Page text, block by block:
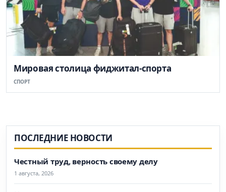
Мировая столица фиджитал-спорта
СПОРТ
ПОСЛЕДНИЕ НОВОСТИ
Честный труд, верность своему делу
1 августа, 2026